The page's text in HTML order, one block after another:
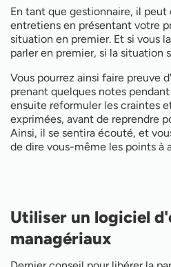
En tant que gestionnaire, il
entretiens en présentant votre
situation en premier. Et si vous
parler en premier, si la situation
Vous pourrez ainsi faire preuve d'
prenant quelques notes
ensuite reformuler les craintes
exprimées, avant de reprendre
Ainsi, il se sentira écouté, et
de dire vous-même les points à
Utiliser un logiciel
managériaux